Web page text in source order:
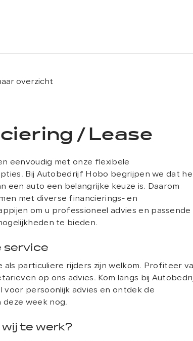
overzicht
/ Lease
eenvoudig met onze flexibele
Bij Autobedrijf Hobo begrijpen we dat
een auto een belangrijke keuze is. Daarom
met diverse financierings- en
om u professioneel advies en passende
te bieden.
service
als particuliere rijders zijn welkom. Profiteer
op ons advies. Kom langs bij
voor persoonlijk advies en ontdek de
deze week nog.
te werk?